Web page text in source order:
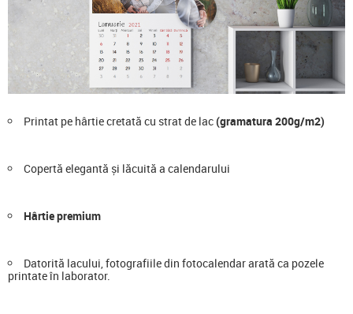
Printat pe hârtie cretată cu strat de lac(gramatura 200g/m2)
Copertă elegantă și lăcuită a calendarului
Hârtie premium
Datorită lacului, fotografiile din fotocalendar arată ca pozele
printate în laborator.